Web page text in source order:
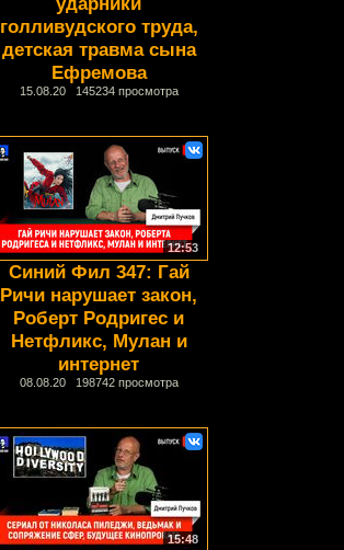
голливудского труда,
детская травма сына
Ефремова
15.08.20 145234 просмотра
12:53
Синий Фил 347: Гай
Ричи нарушает закон,
Роберт Родригес и
Нетфликс, Мулан и
интернет
08.08.20 198742 просмотра
15:48